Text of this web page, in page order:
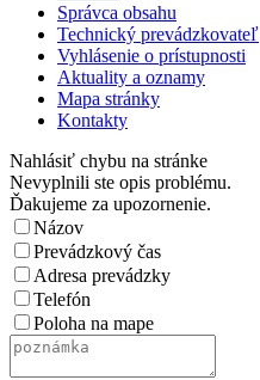
Správca obsahu
Technický prevádzkovateľ
Vyhlásenie o prístupnosti
Aktuality a oznamy
Mapa stránky
Kontakty
Nahlásiť chybu na stránke
Nevyplnili ste opis problému.
Ďakujeme za upozornenie.
Názov
Prevádzkový čas
Adresa prevádzky
Telefón
Poloha na mape